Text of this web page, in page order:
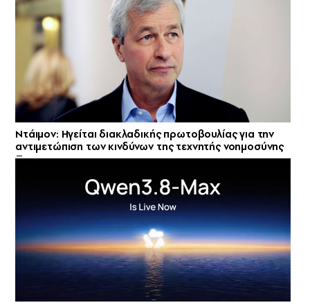
Ντάιμον: Ηγείται διακλαδικής πρωτοβουλίας για την
αντιμετώπιση των κινδύνων της τεχνητής νοημοσύνης